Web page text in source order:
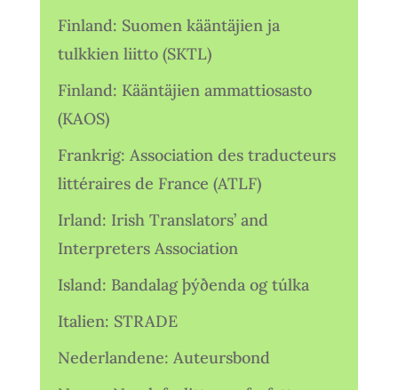
Finland: Suomen kääntäjien ja
tulkkien liitto (SKTL)
Finland: Kääntäjien ammattiosasto
(KAOS)
Frankrig: Association des traducteurs
littéraires de France (ATLF)
Irland: Irish Translators’ and
Interpreters Association
Island: Bandalag þýðenda og túlka
Italien: STRADE
Nederlandene: Auteursbond